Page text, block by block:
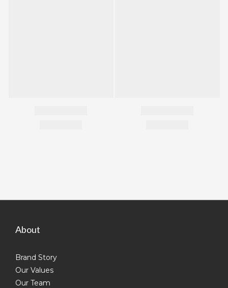
About
Brand Story
Our Values
Our Team